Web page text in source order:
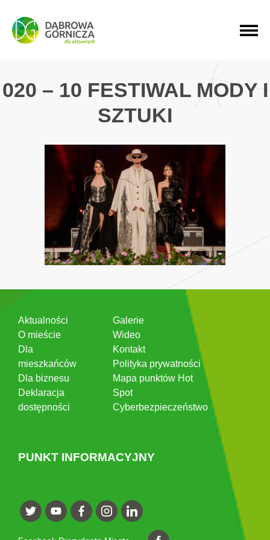
PRZEJDŹ DO MENU GŁÓWNEGO
PRZEJDŹ DO WYSZUKIWARKI
PRZEJDŹ DO TREŚCI
020 – 10 FESTIWAL MODY I
SZTUKI
Aktualności
O mieście
Dla
mieszkańców
Dla biznesu
Deklaracja
dostępności
Galerie
Wideo
Kontakt
Polityka prywatności
Mapa punktów Hot
Spot
Cyberbezpieczeństwo
PUNKT INFORMACYJNY